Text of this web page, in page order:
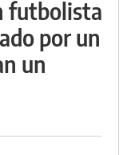
futbolista
por un
un